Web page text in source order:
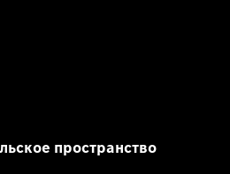
пространство